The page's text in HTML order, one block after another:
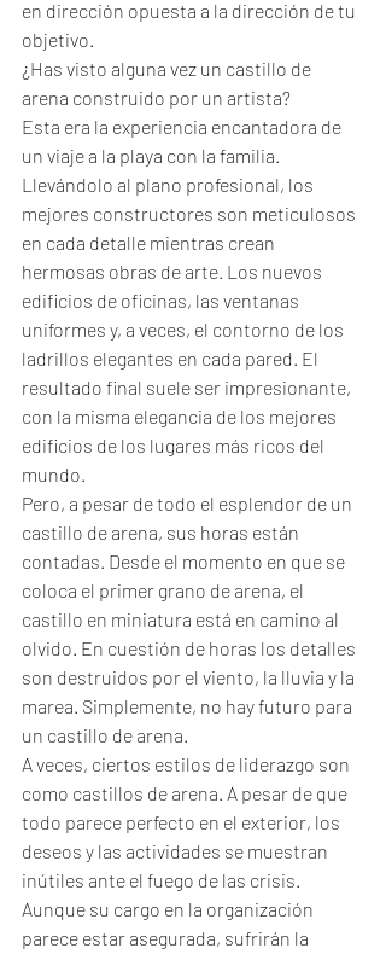
en dirección opuesta a la dirección de tu
objetivo.
¿Has visto alguna vez un castillo de
arena construido por un artista?
Esta era la experiencia encantadora de
un viaje a la playa con la familia.
Llevándolo al plano profesional, los
mejores constructores son meticulosos
en cada detalle mientras crean
hermosas obras de arte. Los nuevos
edificios de oficinas, las ventanas
uniformes y, a veces, el contorno de los
ladrillos elegantes en cada pared. El
resultado final suele ser impresionante,
con la misma elegancia de los mejores
edificios de los lugares más ricos del
mundo.
Pero, a pesar de todo el esplendor de un
castillo de arena, sus horas están
contadas. Desde el momento en que se
coloca el primer grano de arena, el
castillo en miniatura está en camino al
olvido. En cuestión de horas los detalles
son destruidos por el viento, la lluvia y la
marea. Simplemente, no hay futuro para
un castillo de arena.
A veces, ciertos estilos de liderazgo son
como castillos de arena. A pesar de que
todo parece perfecto en el exterior, los
deseos y las actividades se muestran
inútiles ante el fuego de las crisis.
Aunque su cargo en la organización
parece estar asegurada, sufrirán la